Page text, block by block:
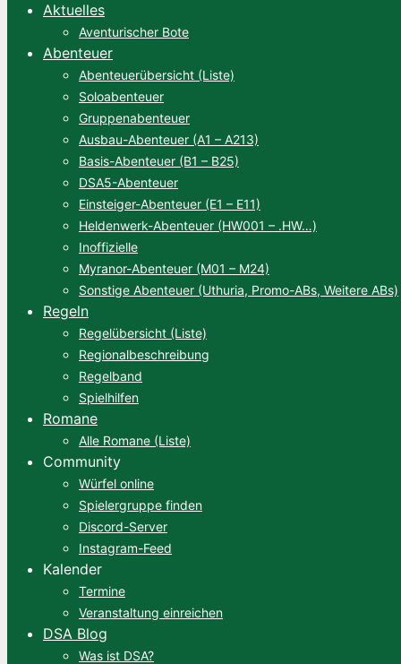
Aktuelles
Aventurischer Bote
Abenteuer
Abenteuerübersicht (Liste)
Soloabenteuer
Gruppenabenteuer
Ausbau-Abenteuer (A1 – A213)
Basis-Abenteuer (B1 – B25)
DSA5-Abenteuer
Einsteiger-Abenteuer (E1 – E11)
Heldenwerk-Abenteuer (HW001 – .HW…)
Inoffizielle
Myranor-Abenteuer (M01 – M24)
Sonstige Abenteuer (Uthuria, Promo-ABs, Weitere ABs)
Regeln
Regelübersicht (Liste)
Regionalbeschreibung
Regelband
Spielhilfen
Romane
Alle Romane (Liste)
Community
Würfel online
Spielergruppe finden
Discord-Server
Instagram-Feed
Kalender
Termine
Veranstaltung einreichen
DSA Blog
Was ist DSA?